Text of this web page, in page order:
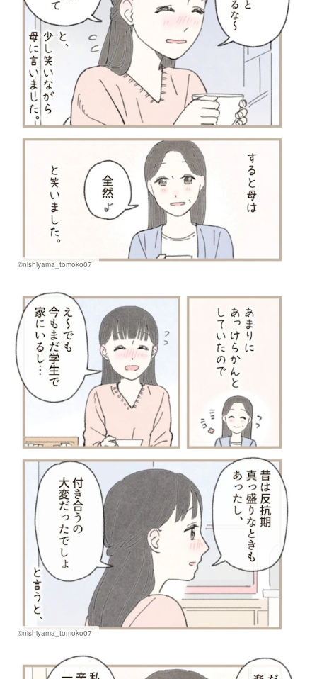
©nishiyama_tomoko07
©nishiyama_tomoko07